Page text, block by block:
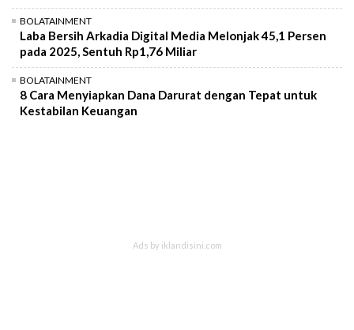
BOLATAINMENT
Laba Bersih Arkadia Digital Media Melonjak 45,1 Persen
pada 2025, Sentuh Rp1,76 Miliar
BOLATAINMENT
8 Cara Menyiapkan Dana Darurat dengan Tepat untuk
Kestabilan Keuangan